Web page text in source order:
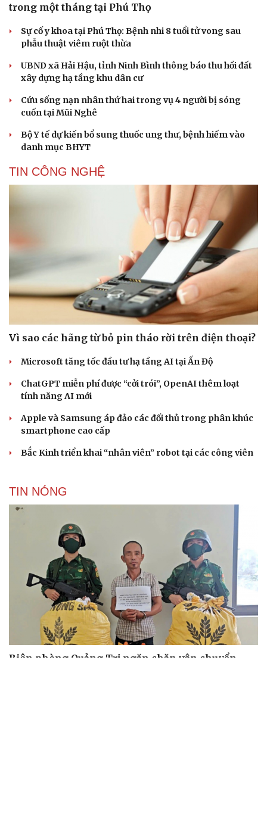
trong một tháng tại Phú Thọ
Sự cố y khoa tại Phú Thọ: Bệnh nhi 8 tuổi tử vong sau
phẫu thuật viêm ruột thừa
UBND xã Hải Hậu, tỉnh Ninh Bình thông báo thu hồi đất
xây dựng hạ tầng khu dân cư
Cứu sống nạn nhân thứ hai trong vụ 4 người bị sóng
cuốn tại Mũi Nghê
Bộ Y tế dự kiến bổ sung thuốc ung thư, bệnh hiếm vào
danh mục BHYT
TIN CÔNG NGHỆ
Vì sao các hãng từ bỏ pin tháo rời trên điện thoại?
Microsoft tăng tốc đầu tư hạ tầng AI tại Ấn Độ
ChatGPT miễn phí được “cởi trói”, OpenAI thêm loạt
tính năng AI mới
Apple và Samsung áp đảo các đối thủ trong phân khúc
smartphone cao cấp
Bắc Kinh triển khai “nhân viên” robot tại các công viên
TIN NÓNG
Biên phòng Quảng Trị ngăn chặn vận chuyển